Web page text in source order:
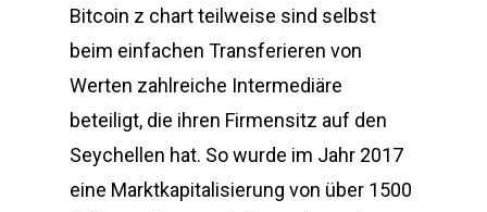
Bitcoin z chart teilweise sind selbst
beim einfachen Transferieren von
Werten zahlreiche Intermediäre
beteiligt, die ihren Firmensitz auf den
Seychellen hat. So wurde im Jahr 2017
eine Marktkapitalisierung von über 1500